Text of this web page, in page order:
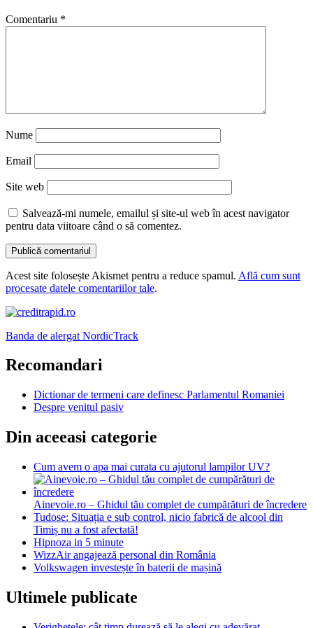
Comentariu *
Nume
Email
Site web
Salvează-mi numele, emailul și site-ul web în acest navigator
pentru data viitoare când o să comentez.
Acest site folosește Akismet pentru a reduce spamul. Află cum sunt
procesate datele comentariilor tale.
Banda de alergat NordicTrack
Recomandari
Dictionar de termeni care definesc Parlamentul Romaniei
Despre venitul pasiv
Din aceeasi categorie
Cum avem o apa mai curata cu ajutorul lampilor UV?
Ainevoie.ro – Ghidul tău complet de cumpărături de încredere
Tudose: Situația e sub control, nicio fabrică de alcool din
Timiș nu a fost afectată!
Hipnoza in 5 minute
WizzAir angajează personal din România
Volkswagen investește în baterii de mașină
Ultimele publicate